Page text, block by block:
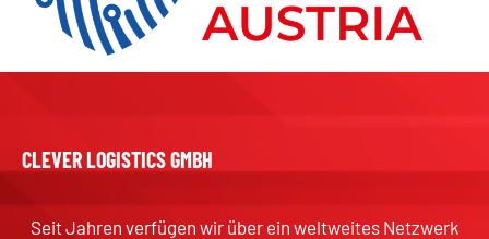
CLEVER LOGISTICS GMBH
Seit Jahren verfügen wir über ein weltweites Netzwerk